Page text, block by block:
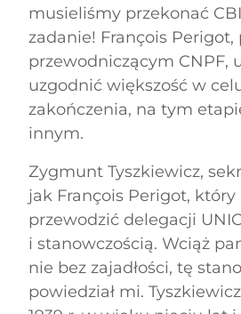
musieliśmy przekonać
zadanie! François
przewodniczącym CNPF,
uzgodnić większość w
zakończenia, na tym
innym.
Zygmunt Tyszkiewicz,
jak François Perigot, który
przewodzić delegacji
i stanowczością. Wciąż
nie bez zajadłości, tę
powiedział mi.